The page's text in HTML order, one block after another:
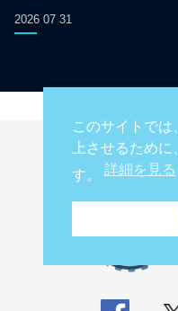
2026 07 31
このサイトでは
上させるため
す。 詳細を見る